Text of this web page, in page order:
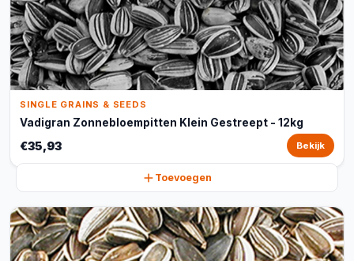
SINGLE GRAINS & SEEDS
Vadigran Zonnebloempitten Klein Gestreept - 12kg
€35,93 Bekijk
Toevoegen